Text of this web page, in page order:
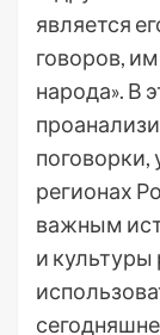
является
говоров,
народа». В
регионах
важным
и культуры